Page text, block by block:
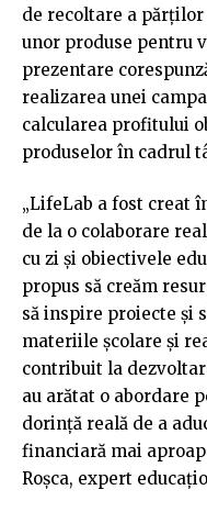
de recoltare a
unor produse pentru
prezentare
realizarea unei
calcularea profitului
produselor în cadrul
„LifeLab a fost creat
de la o colaborare
cu zi și obiectivele
propus să creăm
să inspire proiecte și
materiile școlare și
contribuit la
au arătat o abordare
dorință reală de a
financiară mai
Roșca, expert